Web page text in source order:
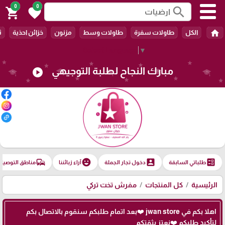
▼
search
0
favorite
0
shopping_cart
home الكل طاولات سفرة طاولات وسط مزنون خزائن احذية
مبارك النجاح لطلبة التوجيهي play_circle
ballotطلباتي السابقة account_boxدخول تجار الجملة emoji_emotionsآراء زبائننا commuteمناطق
الرئيسية كل المنتجات مفرش تخت تركي
اهلا بكم في jwan store ❤️بعد اتمام طلبكم سنقوم بالاتصال بكم
لتأكيد طلبكم ❤️نعتز بثقتكم